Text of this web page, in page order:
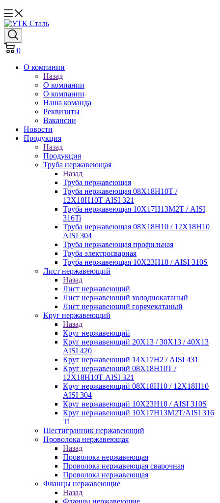
0
О компании
Назад
О компании
О компании
Наша команда
Реквизиты
Вакансии
Новости
Продукция
Назад
Продукция
Труба нержавеющая
Назад
Труба нержавеющая
Труба нержавеющая 08Х18Н10Т /
12Х18Н10Т AISI 321
Труба нержавеющая 10Х17Н13М2Т / AISI
316Ti
Труба нержавеющая 08Х18Н10 / 12Х18Н10
AISI 304
Труба нержавеющая профильная
Труба электросварная
Труба нержавеющая 10Х23Н18 / AISI 310S
Лист нержавеющий
Назад
Лист нержавеющий
Лист нержавеющий холоднокатаный
Лист нержавеющий горячекатаный
Круг нержавеющий
Назад
Круг нержавеющий
Круг нержавеющий 20Х13 / 30Х13 / 40Х13
AISI 420
Круг нержавеющий 14Х17Н2 / AISI 431
Круг нержавеющий 08Х18Н10Т /
12Х18Н10Т AISI 321
Круг нержавеющий 08Х18Н10 / 12Х18Н10
AISI 304
Круг нержавеющий 10Х23Н18 / AISI 310S
Круг нержавеющий 10Х17Н13М2Т/AISI 316
Тi
Шестигранник нержавеющий
Проволока нержавеющая
Назад
Проволока нержавеющая
Проволока нержавеющая сварочная
Проволока нержавеющая
Фланцы нержавеющие
Назад
Фланцы нержавеющие